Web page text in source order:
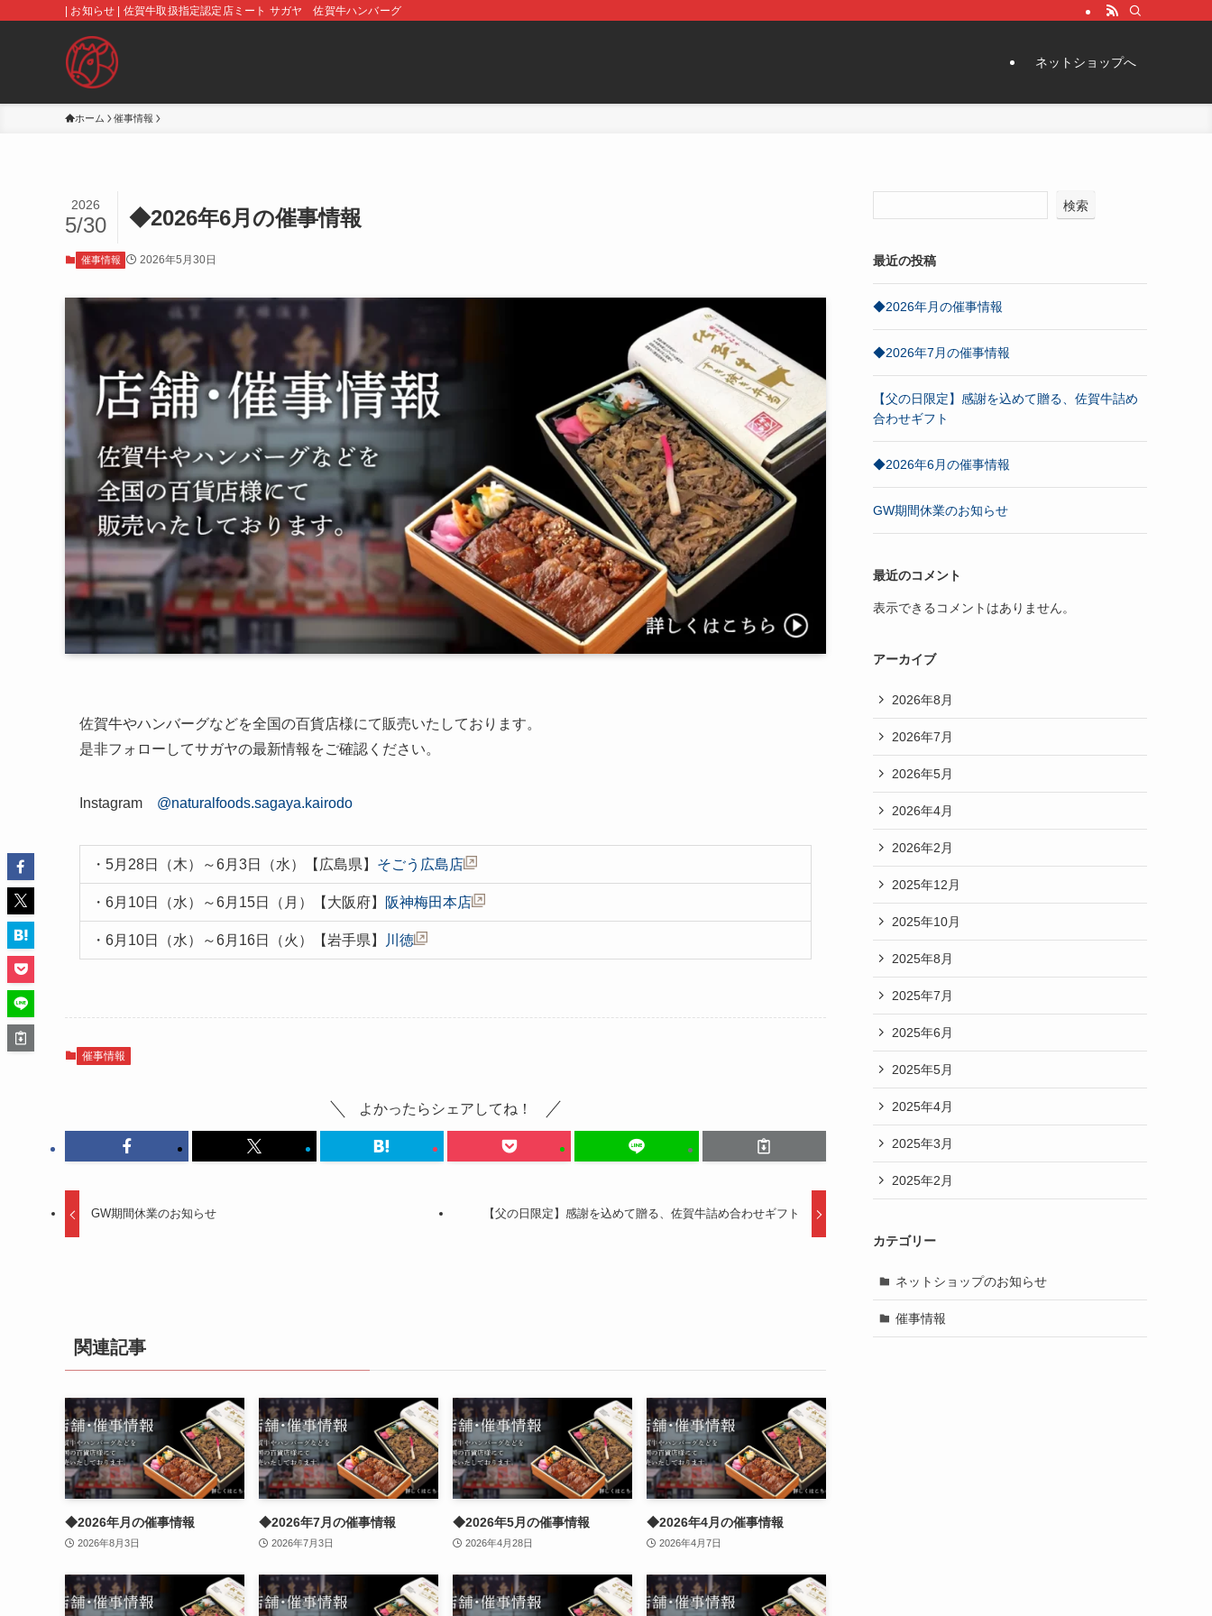
| お知らせ | 佐賀牛取扱指定認定店ミート サガヤ 佐賀牛ハンバーグ
ネットショップへ
ホーム 催事情報
◆2026年6月の催事情報
2026
5/30
催事情報 2026年5月30日
佐賀牛やハンバーグなどを全国の百貨店様にて販売いたしております。
是非フォローしてサガヤの最新情報をご確認ください。
Instagram @naturalfoods.sagaya.kairodo
・5月28日（木）～6月3日（水）【広島県】 そごう広島店
・6月10日（水）～6月15日（月）【大阪府】 阪神梅田本店
・6月10日（水）～6月16日（火）【岩手県】 川徳
催事情報
よかったらシェアしてね！
GW期間休業のお知らせ 【父の日限定】感謝を込めて贈る、佐賀牛詰め合わせギフト
関連記事
◆2026年月の催事情報
2026年8月3日
◆2026年7月の催事情報
2026年7月3日
◆2026年5月の催事情報
2026年4月28日
◆2026年4月の催事情報
2026年4月7日
検索
最近の投稿
◆2026年月の催事情報
◆2026年7月の催事情報
【父の日限定】感謝を込めて贈る、佐賀牛詰め
合わせギフト
◆2026年6月の催事情報
GW期間休業のお知らせ
最近のコメント
表示できるコメントはありません。
アーカイブ
2026年8月
2026年7月
2026年5月
2026年4月
2026年2月
2025年12月
2025年10月
2025年8月
2025年7月
2025年6月
2025年5月
2025年4月
2025年3月
2025年2月
カテゴリー
ネットショップのお知らせ
催事情報